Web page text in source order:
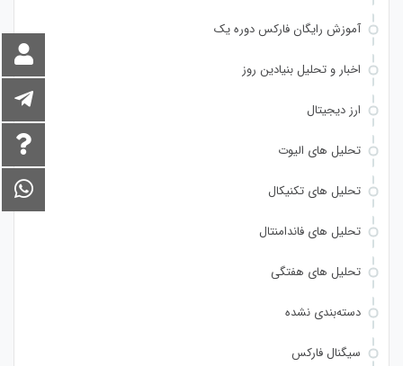
آموزش رایگان فارکس دوره یک
اخبار و تحلیل بنیادین روز
ارز دیجیتال
تحلیل های الیوت
تحلیل های تکنیکال
تحلیل های فاندامنتال
تحلیل های هفتگی
دسته‌بندی نشده
سیگنال فارکس